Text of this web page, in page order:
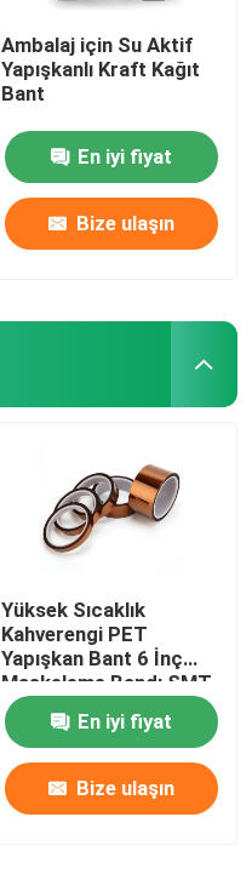
Ambalaj için Su Aktif
Yapışkanlı Kraft Kağıt
Bant
En iyi fiyat
Bize ulaşın
Yüksek Sıcaklık
Kahverengi PET
Yapışkan Bant 6 İnç
Maskeleme Bandı SMT
Koruması
En iyi fiyat
Bize ulaşın